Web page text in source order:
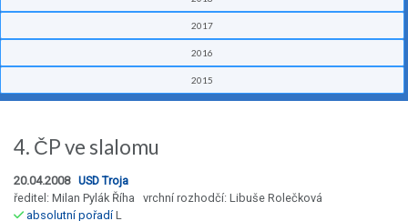
2017
2016
2015
4. ČP ve slalomu
20.04.2008 USD Troja
ředitel: Milan Pylák Říha vrchní rozhodčí: Libuše Rolečková
absolutní pořadíL